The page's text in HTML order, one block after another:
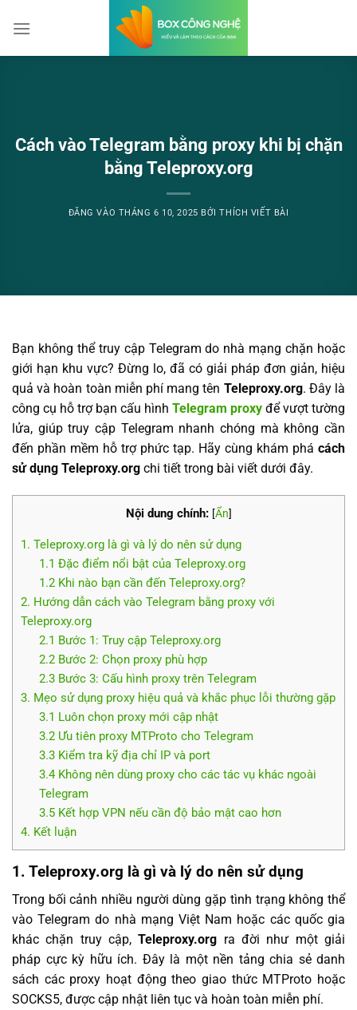
qua
Cách vào Telegram bằng proxy khi bị chặn
bằng Teleproxy.org
ĐĂNG VÀO THÁNG 6 10, 2025 BỞITHÍCH VIẾT BÀI
Bạn không thể truy cập Telegram do nhà mạng chặn hoặc
giới hạn khu vực? Đừng lo, đã có giải pháp đơn giản, hiệu
quả và hoàn toàn miễn phí mang tên Teleproxy.org. Đây là
công cụ hỗ trợ bạn cấu hình Telegram proxy để vượt tường
lửa, giúp truy cập Telegram nhanh chóng mà không cần
đến phần mềm hỗ trợ phức tạp. Hãy cùng khám phá cách
sử dụng Teleproxy.org chi tiết trong bài viết dưới đây.
Nội dung chính: [Ẩn]
1. Teleproxy.org là gì và lý do nên sử dụng
1.1 Đặc điểm nổi bật của Teleproxy.org
1.2 Khi nào bạn cần đến Teleproxy.org?
2. Hướng dẫn cách vào Telegram bằng proxy với
Teleproxy.org
2.1 Bước 1: Truy cập Teleproxy.org
2.2 Bước 2: Chọn proxy phù hợp
2.3 Bước 3: Cấu hình proxy trên Telegram
3. Mẹo sử dụng proxy hiệu quả và khắc phục lỗi thường gặp
3.1 Luôn chọn proxy mới cập nhật
3.2 Ưu tiên proxy MTProto cho Telegram
3.3 Kiểm tra kỹ địa chỉ IP và port
3.4 Không nên dùng proxy cho các tác vụ khác ngoài
Telegram
3.5 Kết hợp VPN nếu cần độ bảo mật cao hơn
4. Kết luận
1. Teleproxy.org là gì và lý do nên sử dụng
Trong bối cảnh nhiều người dùng gặp tình trạng không thể
vào Telegram do nhà mạng Việt Nam hoặc các quốc gia
khác chặn truy cập,Teleproxy.org ra đời như một giải
pháp cực kỳ hữu ích. Đây là một nền tảng chia sẻ danh
sách các proxy hoạt động theo giao thức MTProto hoặc
SOCKS5, được cập nhật liên tục và hoàn toàn miễn phí.